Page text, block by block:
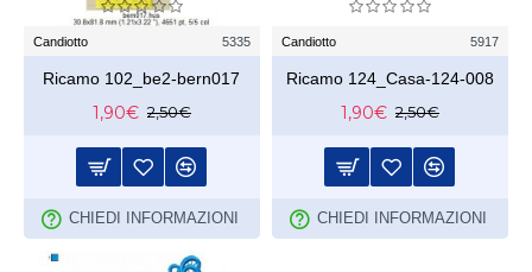
Candiotto 5335
Ricamo 102_be2-bern017
1,90€ 2,50€
CHIEDI INFORMAZIONI
Candiotto 5917
Ricamo 124_Casa-124-008
1,90€ 2,50€
CHIEDI INFORMAZIONI